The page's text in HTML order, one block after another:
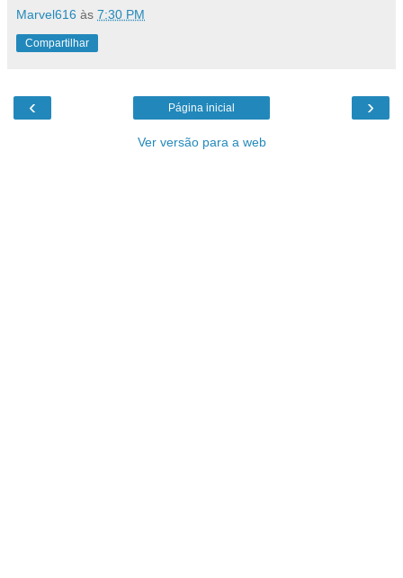
Marvel616 às 7:30 PM
Compartilhar
‹ ›
Página inicial
Ver versão para a web